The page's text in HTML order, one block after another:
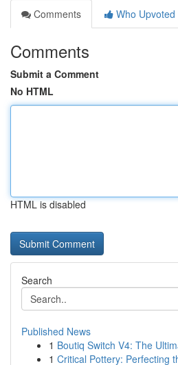
Comments
Who Upvoted
Comments
Submit a Comment
No HTML
HTML is disabled
Search
Published News
1 Boutiq Switch V4: The
1 Critical Pottery: Perfecting